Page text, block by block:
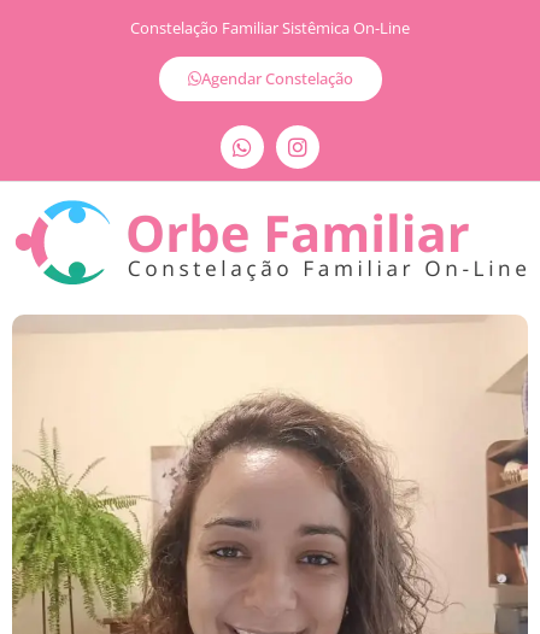
Constelação Familiar Sistêmica On-Line
Agendar Constelação